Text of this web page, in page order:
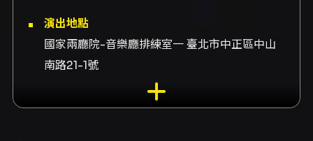
演出地點
國家兩廳院-音樂廳排練室一 臺北市中正區中山
南路21-1號